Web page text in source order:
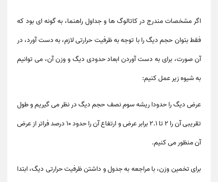
اگر مشخصات مندرج در کاتالوگ ها و جداول راهنما، به گونه ای بود که
فقط بتوان حجم دیگ را با توجه به ظرفیت حرارتی لازم، به دست آورد، در
آن صورت، برای به دست آوردن ابعاد حدودی دیگ و وزن آن، می توانیم
به شیوه زیر عمل کنیم:
عرض دیگ را حدودا ریشه سوم نصف حجم دیگ در نظر می گیریم و طول
تقریبی آن را 2 تا 2.1 برابر عرض و ارتفاع آن را حدود 10 درصد فراتر از عرض
آن منظور می کنیم.
برای تخمین وزن، با مراجعه به جدول و داشتن ظرفیت حرارتی دیگ، ابتدا